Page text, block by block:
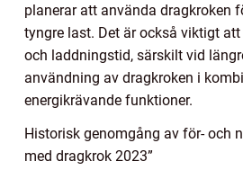
planerar att använda dragkroken
tyngre last. Det är också viktigt
och laddningstid, särskilt vid
användning av dragkroken i
energikrävande funktioner.
Historisk genomgång av för- och
med dragkrok 2023”